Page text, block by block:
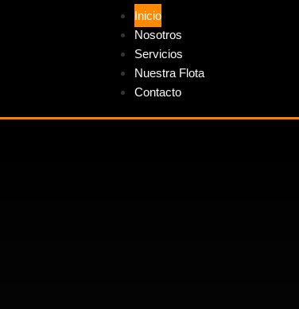
Inicio
Nosotros
Servicios
Nuestra Flota
Contacto